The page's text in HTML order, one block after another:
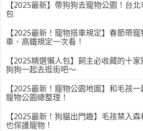
【2025最新】帶狗狗去寵物公園！台
包
【2025最新！寵物搭車規定】春節帶
車、高鐵規定一次看！
【2025精選懶人包】飼主必收藏的十
狗狗一起去逛街吧～
【2025最新！寵物公園地圖】和毛孩
寵物公園總整理！
【2025最新！狗貓出門趣】毛孩禁入
也保護寵物！